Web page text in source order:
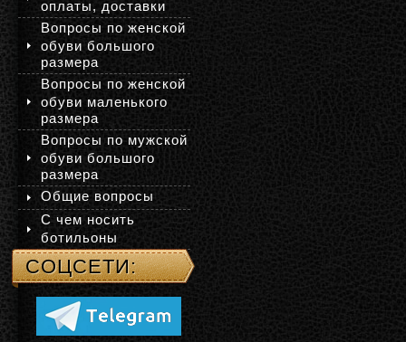
оплаты, доставки
Вопросы по женской
обуви большого
размера
Вопросы по женской
обуви маленького
размера
Вопросы по мужской
обуви большого
размера
Общие вопросы
С чем носить
ботильоны
СОЦСЕТИ: